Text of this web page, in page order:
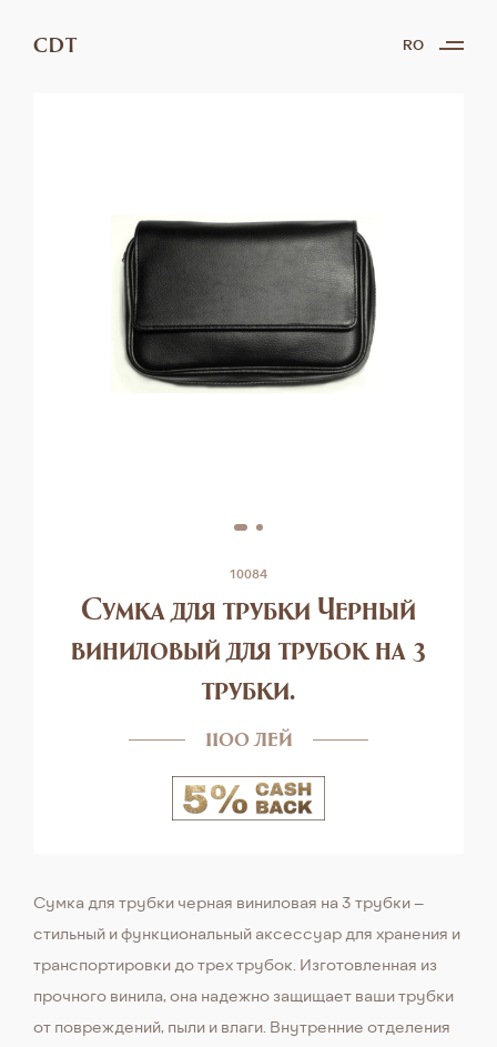
CDT RO
10084
Сумка для трубки Черный
виниловый для трубок на 3
трубки.
1100 лей
Сумка для трубки черная виниловая на 3 трубки –
стильный и функциональный аксессуар для хранения и
транспортировки до трех трубок. Изготовленная из
прочного винила, она надежно защищает ваши трубки
от повреждений, пыли и влаги. Внутренние отделения